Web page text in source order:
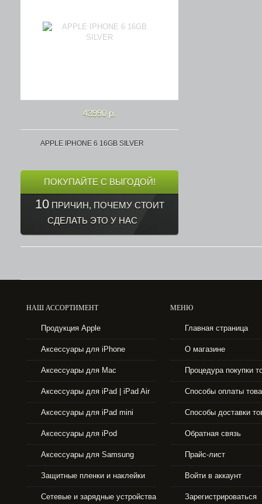
43990 р.
APPLE IPHONE 6 16GB SILVER
43990 р.
ПОКУПАЙТЕ С ВЫГОДОЙ!
10ПРИЧИН, ПОЧЕМУ СТОИТ
СДЕЛАТЬ ЭТО У НАС
НАШ АССОРТИМЕНТ
Продукция Apple
Аксессуары для iPhone
Аксессуары для Mac
Аксессуары для iPad | iPad Air
Аксессуары для iPad mini
Аксессуары для iPod
Аксессуары для Samsung
Защитные пленки и наклейки
Сетевые и зарядные устройства
МЕНЮ
Главная страница
О магазине
Процедура покупки
Способы оплаты
Способы доставки
Обратная связь
Прайс-лист
Войти в аккаунт
Зарегистрироваться